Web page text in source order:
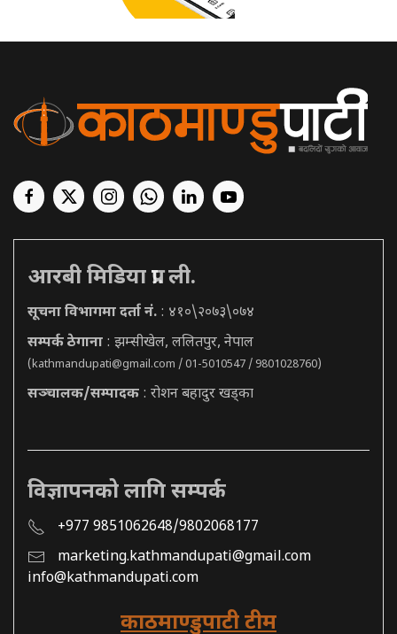
आरबी मिडिया प्रा. ली.
सूचना विभागमा दर्ता नं. : ४१०\२०७३\०७४
सम्पर्क ठेगाना : झम्सीखेल, ललितपुर, नेपाल
(kathmandupati@gmail.com / 01-5010547 / 9801028760)
सञ्चालक/सम्पादक : रोशन बहादुर खड्का
विज्ञापनको लागि सम्पर्क
+977 9851062648/9802068177
marketing.kathmandupati@gmail.com
info@kathmandupati.com
काठमाण्डुपाटी टीम